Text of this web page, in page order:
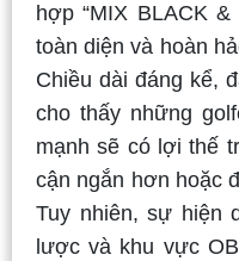
hợp “MIX BLACK
toàn diện và hoàn
Chiều dài đáng kể,
cho thấy những
mạnh sẽ có lợi thế
cận ngắn hơn hoặc
Tuy nhiên, sự hiện
lược và khu vực